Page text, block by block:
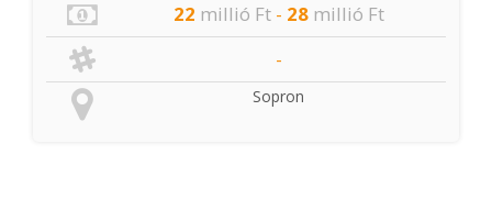
22 millió Ft- 28 millió Ft
-
Sopron